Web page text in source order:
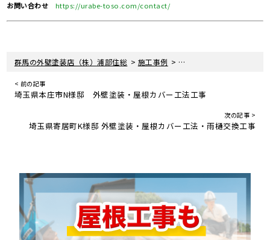
お問い合わせ
https://urabe-toso.com/contact/
群馬の外壁塗装店（株）浦部住総 > 施工事例 > 埼玉県本庄市S様邸 外壁
< 前の記事
埼玉県本庄市N様邸 外壁塗装・屋根カバー工法工事
次の記事 >
埼玉県寄居町K様邸 外壁塗装・屋根カバー工法・雨樋交換工事